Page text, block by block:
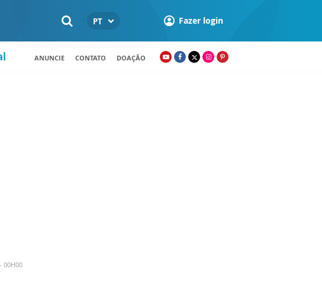
PT Fazer login
ANUNCIE CONTATO DOAÇÃO
00H00